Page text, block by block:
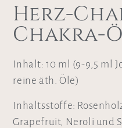
Herz-
Chakra-
Inhalt: 10 ml (9-9,5 ml
reine äth. Öle)
Inhaltsstoffe:
Grapefruit, Neroli und